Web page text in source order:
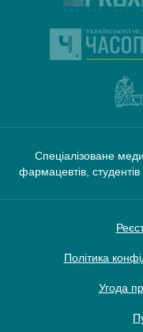
Спеціалізоване
фармацевтів,
Політика
Угода